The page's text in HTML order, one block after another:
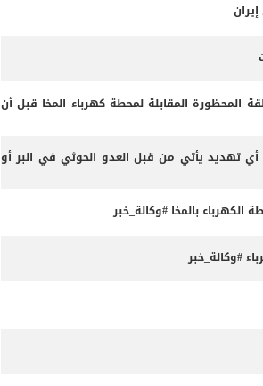
المحظورة المقابلة لمحطة كهرباء المخا قبل أن
تهديد يأتي من قبل العدو الحوثي في البر أو
بالمخا #وكالة_خبر
#وكالة_خبر